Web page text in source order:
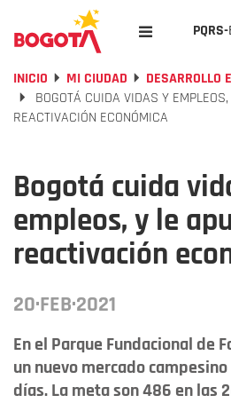
PQRS-
INICIO MI CIUDAD
DESARROLLO
BOGOTÁ CUIDA VIDAS Y
REACTIVACIÓN ECONÓMICA
Bogotá cuida
empleos, y le
reactivación
20·FEB·2021
En el Parque Fundacional de
un nuevo mercado
días. La meta son 486 en las